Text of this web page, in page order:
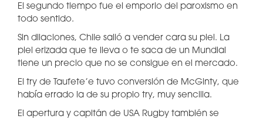
El segundo tiempo fue el emporio del paroxismo en
todo sentido.
Sin dilaciones, Chile salió a vender cara su piel. La
piel erizada que te lleva o te saca de un Mundial
tiene un precio que no se consigue en el mercado.
El try de Taufete’e tuvo conversión de McGinty, que
había errado la de su propio try, muy sencilla.
El apertura y capitán de USA Rugby también se